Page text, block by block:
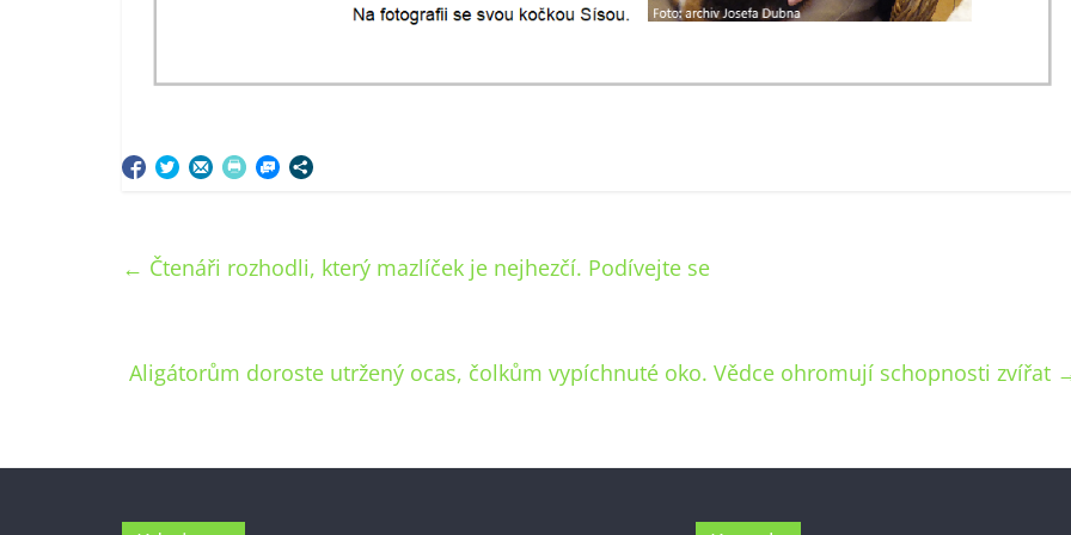
← Čtenáři rozhodli, který mazlíček je nejhezčí. Podívejte se
Aligátorům doroste utržený ocas, čolkům vypíchnuté oko. Vědce ohromují schopnosti zvířat